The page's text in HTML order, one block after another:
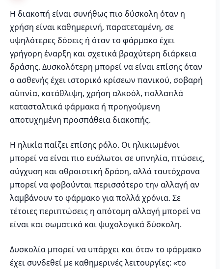
Η διακοπή είναι συνήθως πιο δύσκολη όταν η
χρήση είναι καθημερινή, παρατεταμένη, σε
υψηλότερες δόσεις ή όταν το φάρμακο έχει
γρήγορη έναρξη και σχετικά βραχύτερη διάρκεια
δράσης. Δυσκολότερη μπορεί να είναι επίσης όταν
ο ασθενής έχει ιστορικό κρίσεων πανικού, σοβαρή
αϋπνία, κατάθλιψη, χρήση αλκοόλ, πολλαπλά
κατασταλτικά φάρμακα ή προηγούμενη
αποτυχημένη προσπάθεια διακοπής.
Η ηλικία παίζει επίσης ρόλο. Οι ηλικιωμένοι
μπορεί να είναι πιο ευάλωτοι σε υπνηλία, πτώσεις,
σύγχυση και αθροιστική δράση, αλλά ταυτόχρονα
μπορεί να φοβούνται περισσότερο την αλλαγή αν
λαμβάνουν το φάρμακο για πολλά χρόνια. Σε
τέτοιες περιπτώσεις η απότομη αλλαγή μπορεί να
είναι και σωματικά και ψυχολογικά δύσκολη.
Δυσκολία μπορεί να υπάρχει και όταν το φάρμακο
έχει συνδεθεί με καθημερινές λειτουργίες: «το